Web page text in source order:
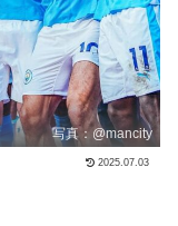
写真：@mancity
2025.07.03